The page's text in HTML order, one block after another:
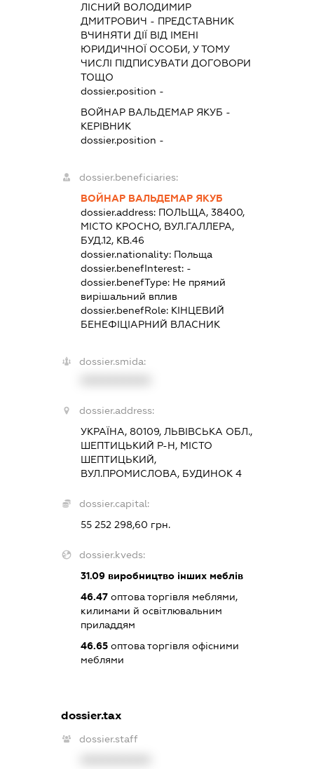
ЛІСНИЙ ВОЛОДИМИР
ДМИТРОВИЧ - ПРЕДСТАВНИК
ВЧИНЯТИ ДІЇ ВІД ІМЕНІ
ЮРИДИЧНОЇ ОСОБИ, У ТОМУ
ЧИСЛІ ПІДПИСУВАТИ ДОГОВОРИ
ТОЩО
dossier.position -
ВОЙНАР ВАЛЬДЕМАР ЯКУБ -
КЕРІВНИК
dossier.position -
dossier.beneficiaries:
ВОЙНАР ВАЛЬДЕМАР ЯКУБ
dossier.address: ПОЛЬЩА, 38400,
МІСТО КРОСНО, ВУЛ.ГАЛЛЕРА,
БУД.12, КВ.46
dossier.nationality: Польща
dossier.benefInterest: -
dossier.benefType: Не прямий
вирішальний вплив
dossier.benefRole: КІНЦЕВИЙ
БЕНЕФІЦІАРНИЙ ВЛАСНИК
dossier.smida:
dossier.address:
УКРАЇНА, 80109, ЛЬВІВСЬКА ОБЛ.,
ШЕПТИЦЬКИЙ Р-Н, МІСТО
ШЕПТИЦЬКИЙ,
ВУЛ.ПРОМИСЛОВА, БУДИНОК 4
dossier.capital:
55 252 298,60 грн.
dossier.kveds:
31.09виробництво інших меблів
46.47оптова торгівля меблями,
килимами й освітлювальним
приладдям
46.65оптова торгівля офісними
меблями
dossier.tax
dossier.staff